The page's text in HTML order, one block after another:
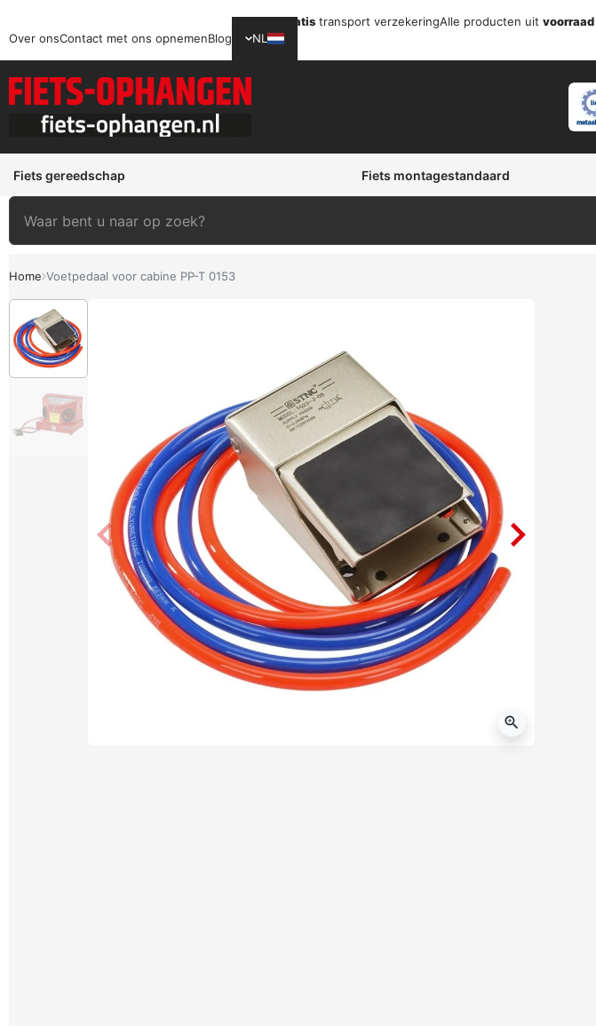
Gratis transport verzekeringAlle producten uit voorraad
Over onsContact met ons opnemenBlog NL
Fiets gereedschap Fiets montagestandaard
Home Voetpedaal voor cabine PP-T 0153
zoom_in